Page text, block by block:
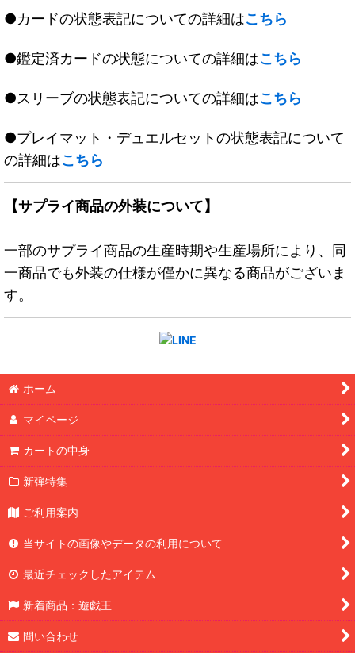
●カードの状態表記についての詳細はこちら
●鑑定済カードの状態についての詳細はこちら
●スリーブの状態表記についての詳細はこちら
●プレイマット・デュエルセットの状態表記について
の詳細はこちら
【サプライ商品の外装について】
一部のサプライ商品の生産時期や生産場所により、同
一商品でも外装の仕様が僅かに異なる商品がございま
す。
ホーム
マイページ
カートの中身
新弾特集
ご利用案内
当サイトの画像やデータの利用について
最近チェックしたアイテム
新着商品：遊戯王
問い合わせ